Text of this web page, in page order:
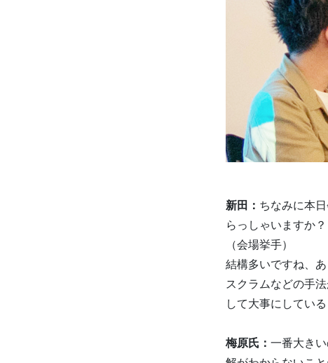
新田： ちなみに本
らっしゃいますか？
（会場挙手）
結構多いですね、
スクラムなどの手
して大事にしてい
梅原氏： 一番大き